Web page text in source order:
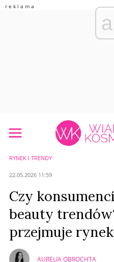
RYNEK I TRENDY
22.05.2026 11:59
Czy
beauty
przejmuje rynek
AURELIA OBROCHTA